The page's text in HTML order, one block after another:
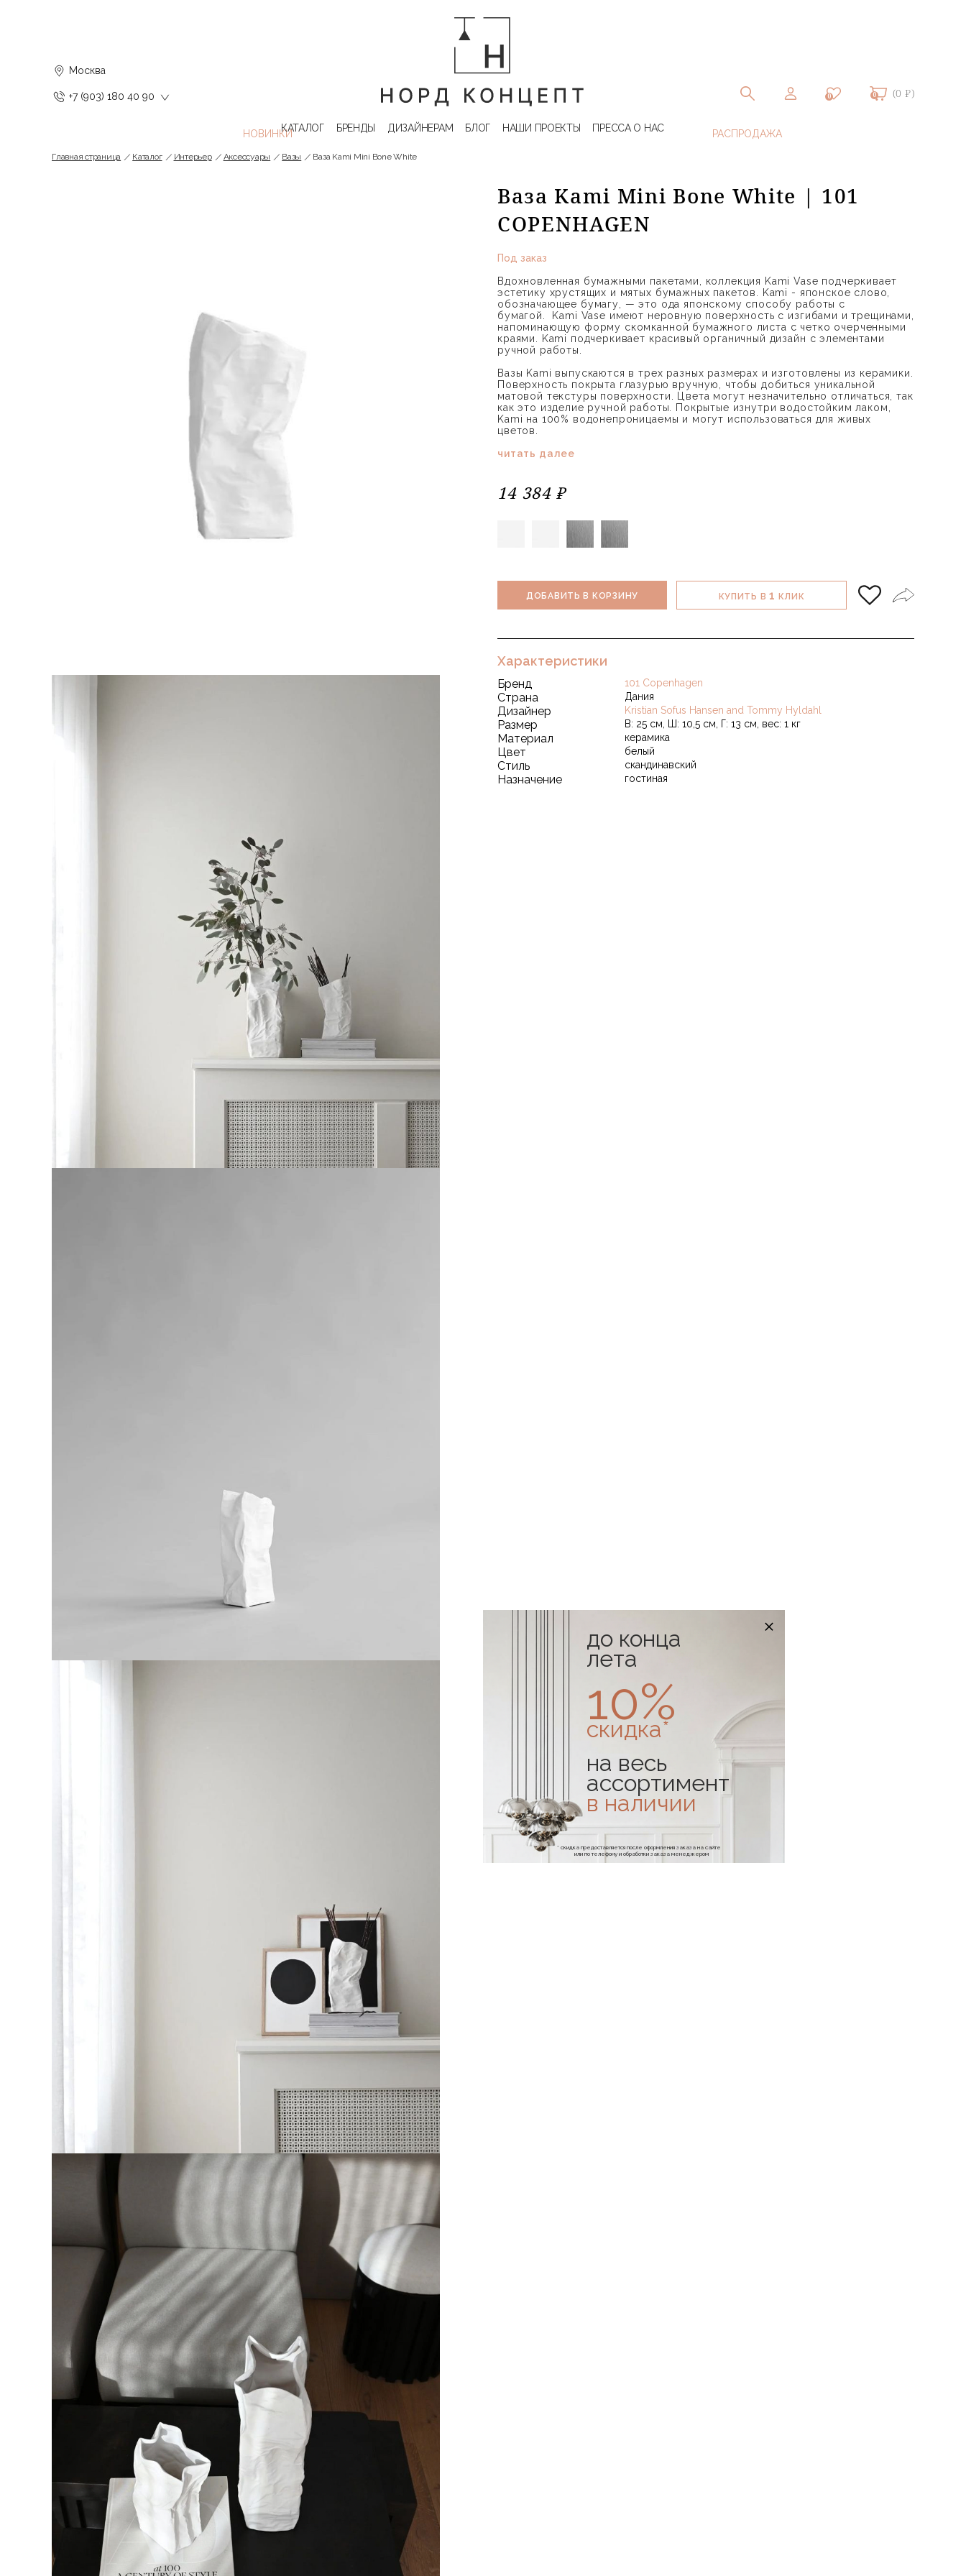
Москва
+7 (903) 180 40 90 0 0 (0 ₽)
КАТАЛОГ БРЕНДЫ ДИЗАЙНЕРАМ БЛОГ НАШИ ПРОЕКТЫ ПРЕССА О НАС
Главная страница Каталог Интерьер Аксессуары Вазы Ваза Kami Mini Bone White
Ваза Kami Mini Bone White | 101
COPENHAGEN
Под заказ
Вдохновленная бумажными пакетами, коллекция Kami Vase подчеркивает
эстетику хрустящих и мятых бумажных пакетов. Kami - японское слово,
обозначающее бумагу, — это ода японскому способу работы с
бумагой. Kami Vase имеют неровную поверхность с изгибами и трещинами,
напоминающую форму скомканной бумажного листа с четко очерченными
краями. Kami подчеркивает красивый органичный дизайн с элементами
ручной работы.
Вазы Kami выпускаются в трех разных размерах и изготовлены из керамики.
Поверхность покрыта глазурью вручную, чтобы добиться уникальной
матовой текстуры поверхности. Цвета могут незначительно отличаться, так
как это изделие ручной работы. Покрытые изнутри водостойким лаком,
Kami на 100% водонепроницаемы и могут использоваться для живых
цветов.
читать далее
14 384 ₽
ДОБАВИТЬ В КОРЗИНУ КУПИТЬ В1 КЛИК
Характеристики
Бренд 101 Copenhagen
Страна Дания
Дизайнер Kristian Sofus Hansen and Tommy Hyldahl
Размер В: 25 см, Ш: 10,5 см, Г: 13 см, вес: 1 кг
Материал керамика
Цвет белый
Стиль скандинавский
Назначение гостиная
до конца
лета
10%
скидка*
на весь
ассортимент
в наличии
* скидка предоставляется после оформления заказа на сайте
или по телефону и обработки заказа менеджером